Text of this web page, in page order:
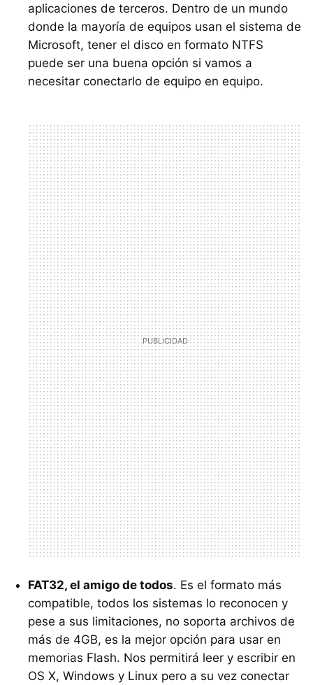
aplicaciones de terceros. Dentro de un mundo
donde la mayoría de equipos usan el sistema de
Microsoft, tener el disco en formato NTFS
puede ser una buena opción si vamos a
necesitar conectarlo de equipo en equipo.
FAT32, el amigo de todos. Es el formato más
compatible, todos los sistemas lo reconocen y
pese a sus limitaciones, no soporta archivos de
más de 4GB, es la mejor opción para usar en
memorias Flash. Nos permitirá leer y escribir en
OS X, Windows y Linux pero a su vez conectar